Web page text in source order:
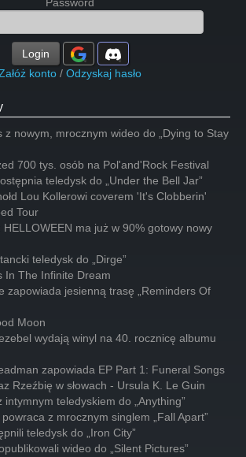
Login
konto / Odzyskaj hasło
z nowym, mrocznym wideo do „Dying to Stay
700 tys. osób na Pol'and'Rock Festival
teledysk do „Under the Bell Jar”
Lou Kollerowi coverem 'It's Clobberin'
Tour
HELLOWEEN ma już w 90% gotowy nowy
teledysk do „Dirge”
In The Infinite Dream
zapowiada jesienną trasę „Reminders Of
Moon
wydają winyl na 40. rocznicę albumu
zapowiada EP Part 1: Funeral Songs
Rzeźbię w słowach - Ursula K. Le Guin
intymnym teledyskiem do „Anything”
z mrocznym singlem „Fall Apart”
teledysk do „Iron City”
wideo do „Silent Pictures”